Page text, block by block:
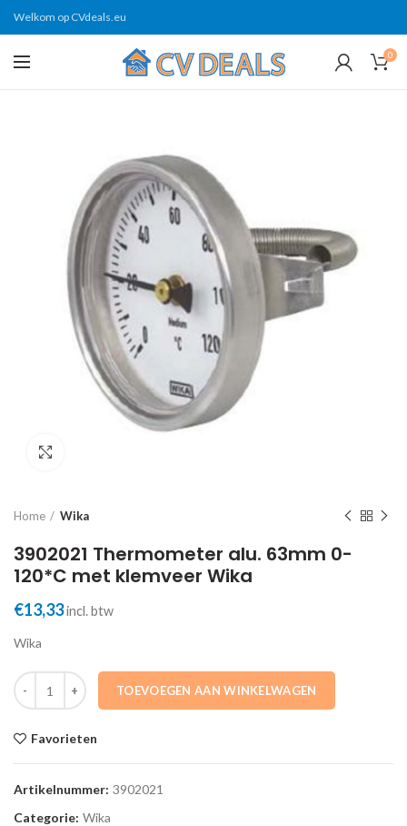
Welkom op CVdeals.eu
0
Home Wika
3902021 Thermometer alu. 63mm 0-
120*C met klemveer Wika
€13,33incl. btw
Wika
3902021 Thermometer alu. 63mm 0-120*C met klemveer Wika aantal
TOEVOEGEN AAN WINKELWAGEN
Favorieten
Artikelnummer: 3902021
Categorie: Wika